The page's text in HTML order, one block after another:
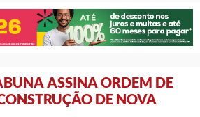
ASSINA ORDEM DE
DE NOVA